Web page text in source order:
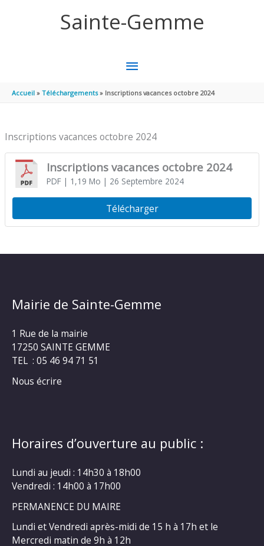
Sainte-Gemme
MENU
PRINCIPAL
Accueil Téléchargements Inscriptions vacances octobre 2024
Inscriptions vacances octobre 2024
Inscriptions vacances octobre 2024
PDF| 1,19 Mo | 26 Septembre 2024
Télécharger
Mairie de Sainte-Gemme
1 Rue de la mairie
17250 SAINTE GEMME
TEL : 05 46 94 71 51
Nous écrire
Horaires d’ouverture au public :
Lundi au jeudi : 14h30 à 18h00
Vendredi : 14h00 à 17h00
PERMANENCE DU MAIRE
Lundi et Vendredi après-midi de 15 h à 17h et le
Mercredi matin de 9h à 12h